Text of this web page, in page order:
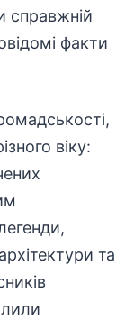
справжній
факти
,
віку:
та